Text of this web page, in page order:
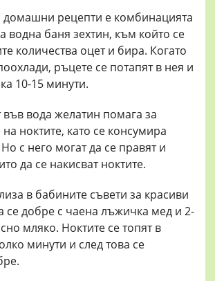
домашни рецепти е комбинацията
водна баня зехтин, към който се
количества оцет и бира. Когато
ръцете се потапят в нея и
10-15 минути.
във вода желатин помага за
ноктите, като се консумира
с него могат да се правят и
да се накисват ноктите.
в бабините съвети за красиви
се добре с чаена лъжичка мед и 2-
мляко. Ноктите се топят в
минути и след това се